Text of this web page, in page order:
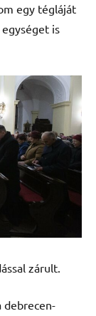
egy tégláját
is
zárult.
debrecen-